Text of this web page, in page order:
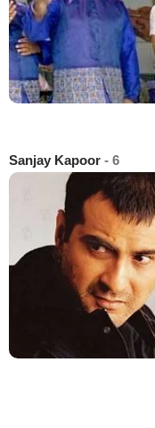
Sanjay Kapoor - 6